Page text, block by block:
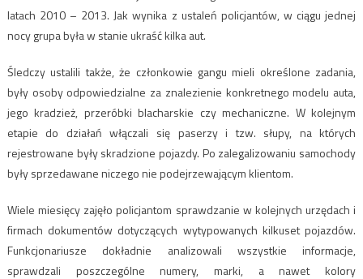
latach 2010 – 2013. Jak wynika z ustaleń policjantów, w ciągu jednej
nocy grupa była w stanie ukraść kilka aut.
Śledczy ustalili także, że członkowie gangu mieli określone zadania,
były osoby odpowiedzialne za znalezienie konkretnego modelu auta,
jego kradzież, przeróbki blacharskie czy mechaniczne. W kolejnym
etapie do działań włączali się paserzy i tzw. słupy, na których
rejestrowane były skradzione pojazdy. Po zalegalizowaniu samochody
były sprzedawane niczego nie podejrzewającym klientom.
Wiele miesięcy zajęło policjantom sprawdzanie w kolejnych urzędach i
firmach dokumentów dotyczących wytypowanych kilkuset pojazdów.
Funkcjonariusze dokładnie analizowali wszystkie informacje,
sprawdzali poszczególne numery, marki, a nawet kolory